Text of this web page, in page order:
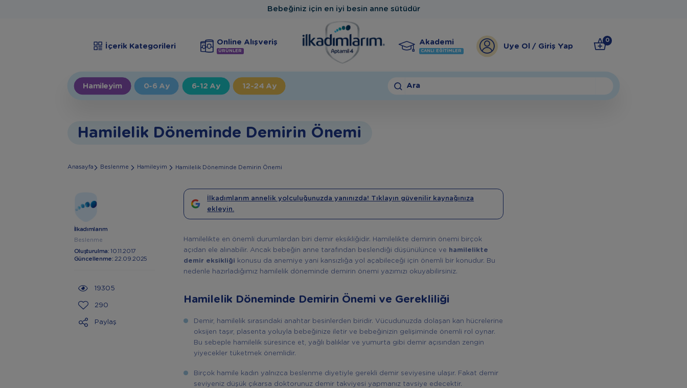
Bebeğiniz için en iyi besin anne sütüdür
İçerik Kategorileri
Online Alışveriş
ÜRÜNLER
Akademi
CANLI EĞITIMLER
Üye Ol / Giriş Yap
0
Hamileyim 0-6 Ay 6-12 Ay 12-24 Ay Ara
Hamilelik Döneminde Demirin Önemi
Anasayfa Beslenme Hamileyim Hamilelik Döneminde Demirin Önemi
İlkadımlarım
Beslenme
Oluşturulma:10.11.2017
Güncellenme: 22.09.2025
19305
290
Paylaş
İlkadımlarım annelik yolculuğunuzda yanınızda! Tıklayın güvenilir kaynağınıza
ekleyin.
Hamilelikte en önemli durumlardan biri demir eksikliğidir. Hamilelikte demirin önemi birçok
açıdan ele alınabilir. Ancak bebeğin anne tarafından beslendiği düşünülünce ve
hamilelikte
demir eksikliği konusu da anemiye yani kansızlığa yol açabileceği için önemli bir konudur. Bu
nedenle hazırladığımız hamilelik döneminde demirin önemi yazımızı okuyabilirsiniz.
Hamilelik Döneminde Demirin Önemi ve Gerekliliği
Demir, hamilelik sırasındaki anahtar besinlerden biridir. Vücudunuzda dolaşan kan hücrelerine
oksijen taşır, plasenta yoluyla bebeğinize iletir ve bebeğinizin gelişiminde önemli rol oynar.
Bu sebeple hamilelik süresince et, yağlı balıklar ve yumurta gibi demir açısından zengin
yiyecekler tüketmek önemlidir.
Birçok hamile kadın yalnızca beslenme diyetiyle gerekli demir seviyesine ulaşır. Fakat demir
seviyeniz düşük çıkarsa doktorunuz demir takviyesi yapmanız tavsiye edecektir.